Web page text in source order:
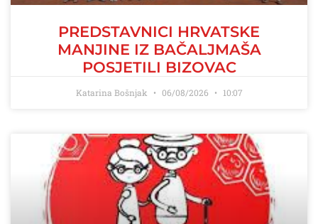
PREDSTAVNICI HRVATSKE
MANJINE IZ BAČALJMAŠA
POSJETILI BIZOVAC
Katarina Bošnjak 06/08/2026 10:07